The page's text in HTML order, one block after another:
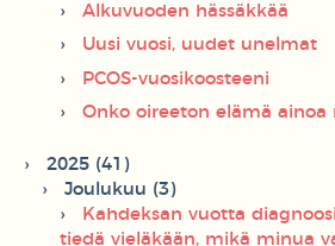
Alkuvuoden hässäkkää
Uusi vuosi, uudet unelmat
PCOS-vuosikoosteeni
Onko oireeton elämä ainoa
2025 (41)
Joulukuu (3)
Kahdeksan vuotta
tiedä vieläkään, mikä minua